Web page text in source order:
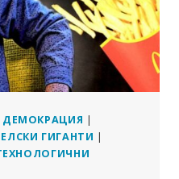
ДЕМОКРАЦИЯ |
ГИГАНТИ |